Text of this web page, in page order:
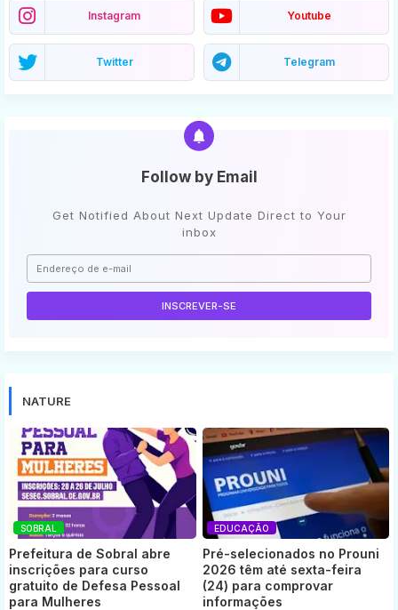
Instagram Youtube
Twitter Telegram
Follow by Email
Get Notified About Next Update Direct to Your
inbox
NATURE
SOBRAL
Prefeitura de Sobral abre
inscrições para curso
gratuito de Defesa Pessoal
para Mulheres
EDUCAÇÃO
Pré-selecionados no Prouni
2026 têm até sexta-feira
(24) para comprovar
informações